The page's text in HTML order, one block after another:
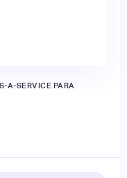
A-SERVICE PARA